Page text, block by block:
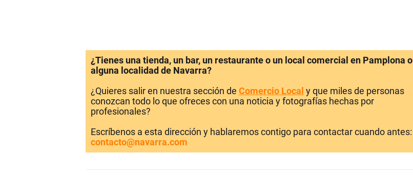
¿Tienes una tienda, un bar, un restaurante o un local comercial en Pamplona o
alguna localidad de Navarra?
¿Quieres salir en nuestra sección de Comercio Local y que miles de personas
conozcan todo lo que ofreces con una noticia y fotografías hechas por
profesionales?
Escríbenos a esta dirección y hablaremos contigo para contactar cuando antes:
contacto@navarra.com